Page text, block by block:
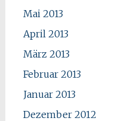
Mai 2013
April 2013
März 2013
Februar 2013
Januar 2013
Dezember 2012